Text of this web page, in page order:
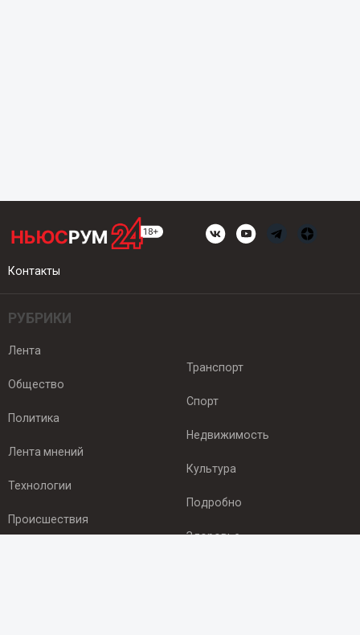
Контакты
РУБРИКИ
Лента
Общество
Политика
Лента мнений
Технологии
Происшествия
Транспорт
Спорт
Недвижимость
Культура
Подробно
Здоровье